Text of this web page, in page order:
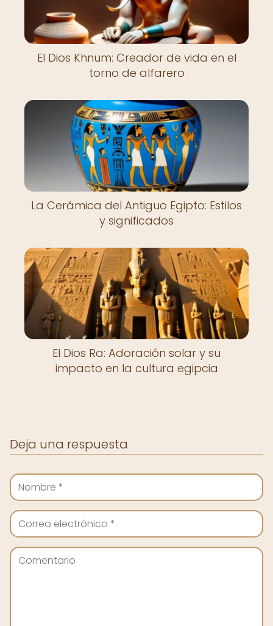
El Dios Khnum: Creador de vida en el
torno de alfarero
La Cerámica del Antiguo Egipto: Estilos
y significados
El Dios Ra: Adoración solar y su
impacto en la cultura egipcia
Deja una respuesta